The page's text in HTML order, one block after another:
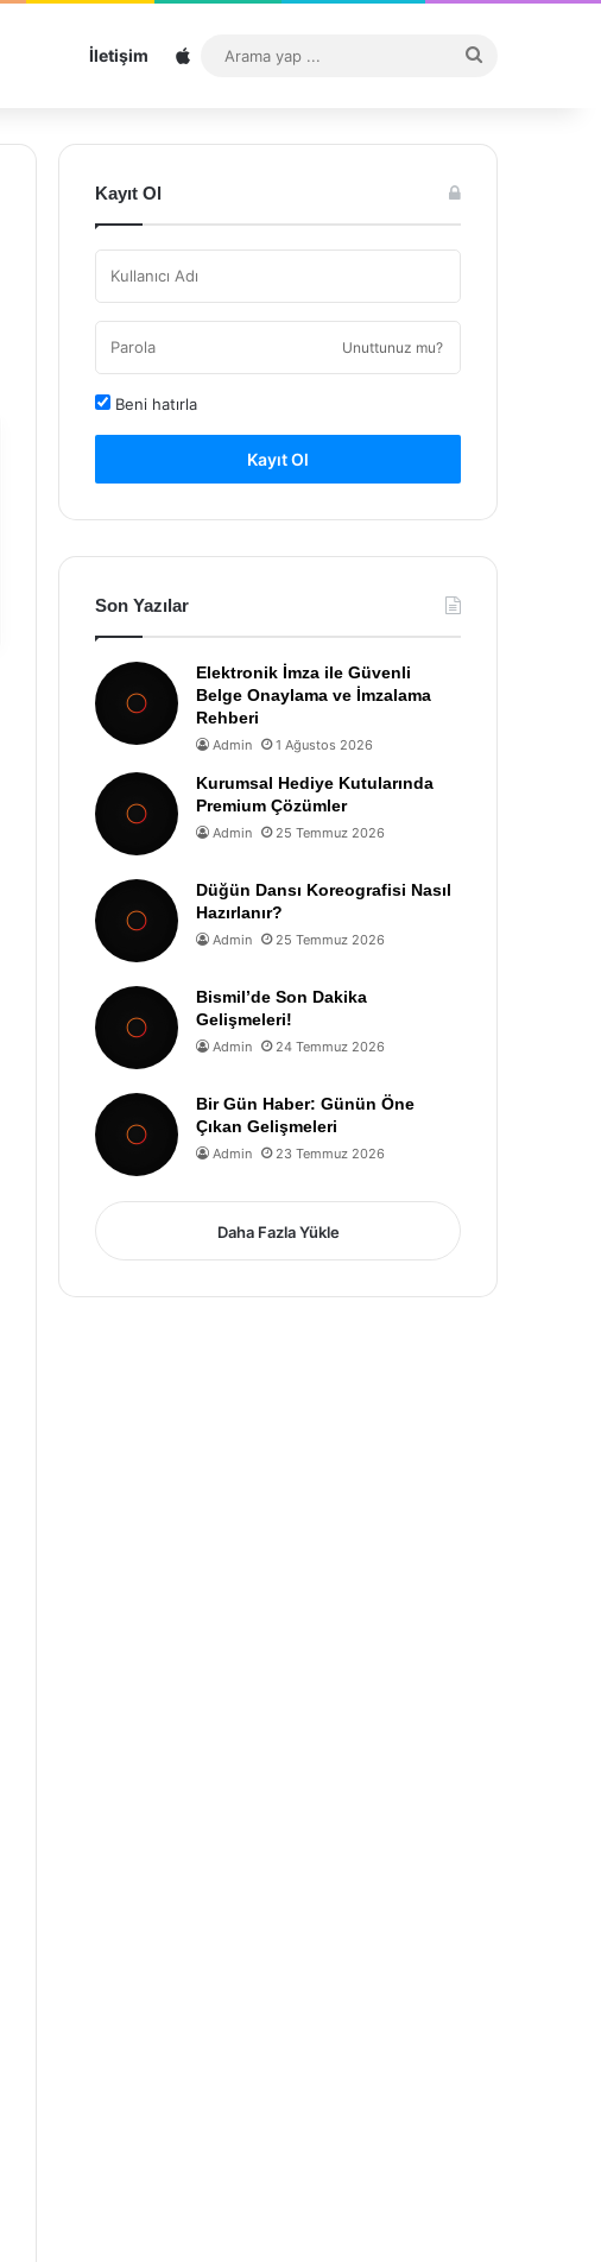
İletişim Sitemap
...
Kayıt Ol
Unuttunuz mu?
Beni hatırla
Kayıt Ol
Son Yazılar
Elektronik İmza ile Güvenli
Belge Onaylama ve İmzalama
Rehberi
Admin 1 Ağustos 2026
Kurumsal Hediye Kutularında
Premium Çözümler
Admin 25 Temmuz 2026
Düğün Dansı Koreografisi Nasıl
Hazırlanır?
Admin 25 Temmuz 2026
Bismil’de Son Dakika
Gelişmeleri!
Admin 24 Temmuz 2026
Bir Gün Haber: Günün Öne
Çıkan Gelişmeleri
Admin 23 Temmuz 2026
Daha Fazla Yükle